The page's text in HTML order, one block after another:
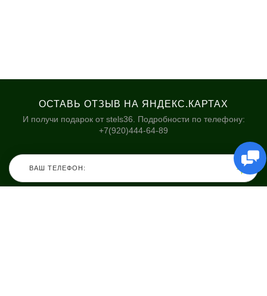
ОСТАВЬ ОТЗЫВ НА ЯНДЕКС.КАРТАХ
И получи подарок от stels36. Подробности по телефону:
+7(920)444-64-89